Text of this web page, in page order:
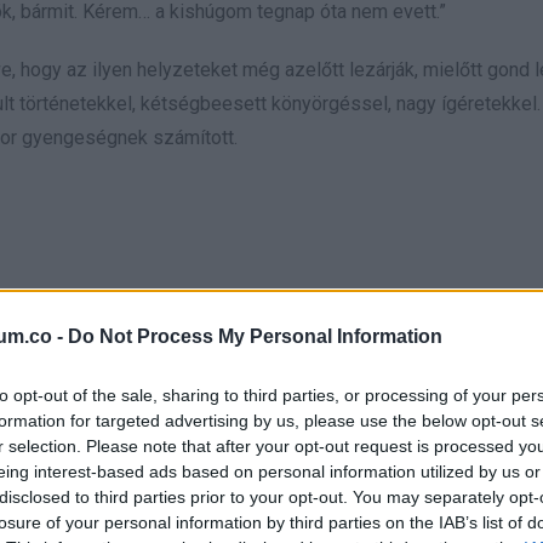
- Do Not Process My Personal Information
opt-out of the sale, sharing to third parties, or processing of your
for targeted advertising by us, please use the below opt-out
selection. Please note that after your opt-out request is processed
interest-based ads based on personal information utilized by us
to third parties prior to your opt-out. You may separately
of your personal information by third parties on the IAB’s list of
bármit. Kérem… a kishúgom tegnap óta nem evett.”
hogy az ilyen helyzeteket még azelőtt lezárják, mielőtt gond
történetekkel, kétségbeesett könyörgéssel, nagy ígéretekkel.
gyengeségnek számított.
egyetlen elutasítástól összeroppanna.
volt, a kabátja nagy és lógott rajta, mintha valaki másé lett
hullott. Az arca fáradt volt, olyan fáradt, amit egy